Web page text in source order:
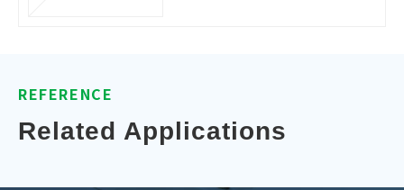
REFERENCE
Related Applications